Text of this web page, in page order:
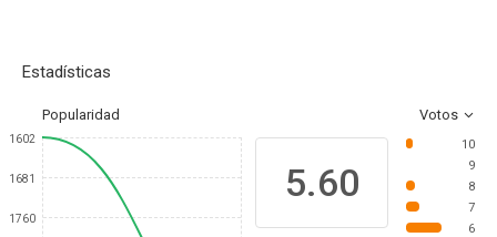
Estadísticas
Popularidad Votos
1602
1681
1760
5.60
10
9
8
7
6